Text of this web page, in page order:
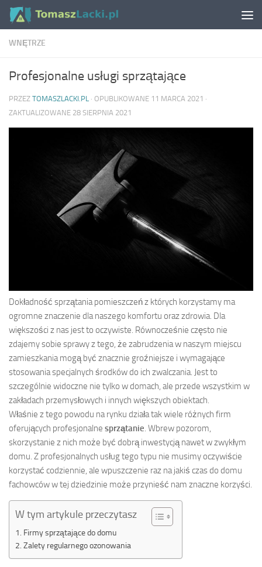
Skip to content
WNĘTRZE
Profesjonalne usługi sprzątające
PRZEZ TOMASZLACKI.PL · OPUBLIKOWANE 11 MARCA 2021 ·
ZAKTUALIZOWANE 28 SIERPNIA 2021
Dokładność sprzątania pomieszczeń z których korzystamy ma
ogromne znaczenie dla naszego komfortu oraz zdrowia. Dla
większości z nas jest to oczywiste. Równocześnie często nie
zdajemy sobie sprawy z tego, że zabrudzenia w naszym miejscu
zamieszkania mogą być znacznie groźniejsze i wymagające
stosowania specjalnych środków do ich zwalczania. Jest to
szczególnie widoczne nie tylko w domach, ale przede wszystkim w
zakładach przemysłowych i innych większych obiektach.
Właśnie z tego powodu na rynku działa tak wiele różnych firm
oferujących profesjonalne sprzątanie. Wbrew pozorom,
skorzystanie z nich może być dobrą inwestycją nawet w zwykłym
domu. Z profesjonalnych usług tego typu nie musimy oczywiście
korzystać codziennie, ale wpuszczenie raz na jakiś czas do domu
fachowców w tej dziedzinie może przynieść nam znaczne korzyści.
W tym artykule przeczytasz
Firmy sprzątające do domu
Zalety regularnego ozonowania